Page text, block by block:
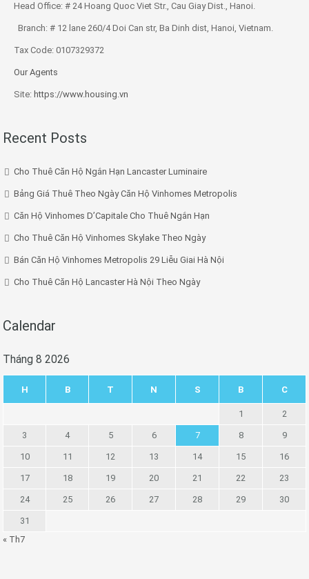
Head Office: # 24 Hoang Quoc Viet Str., Cau Giay Dist., Hanoi.
Branch: # 12 lane 260/4 Doi Can str, Ba Dinh dist, Hanoi, Vietnam.
Tax Code: 0107329372
Our Agents
Site: https://www.housing.vn
Recent Posts
Cho Thuê Căn Hộ Ngắn Hạn Lancaster Luminaire
Bảng Giá Thuê Theo Ngày Căn Hộ Vinhomes Metropolis
Căn Hộ Vinhomes D’Capitale Cho Thuê Ngắn Hạn
Cho Thuê Căn Hộ Vinhomes Skylake Theo Ngày
Bán Căn Hộ Vinhomes Metropolis 29 Liễu Giai Hà Nội
Cho Thuê Căn Hộ Lancaster Hà Nội Theo Ngày
Calendar
Tháng 8 2026
H B T N S B C
1 2
3 4 5 6 7 8 9
10 11 12 13 14 15 16
17 18 19 20 21 22 23
24 25 26 27 28 29 30
31
« Th7